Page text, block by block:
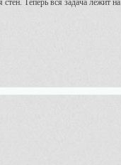
Теперь вся задача лежит на